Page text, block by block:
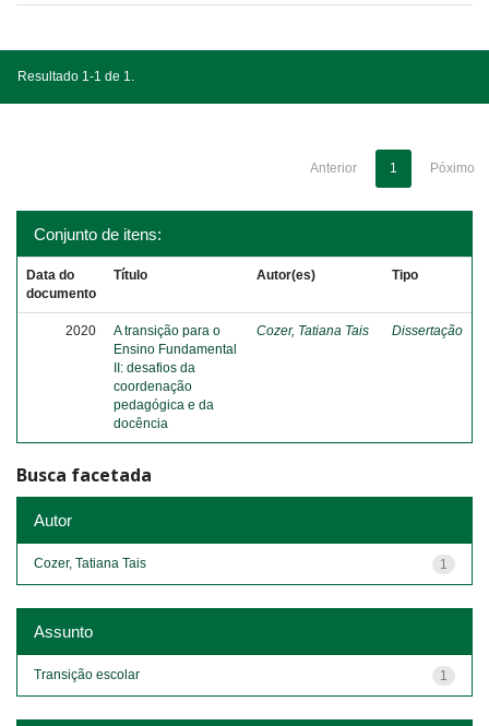
Resultado 1-1 de 1.
Anterior 1 Póximo
Conjunto de itens:
Data do
documento
Título Autor(es) Tipo
2020
A transição para o
Ensino Fundamental
II: desafios da
coordenação
pedagógica e da
docência
Cozer, Tatiana Tais Dissertação
Busca facetada
Autor
1
Cozer, Tatiana Tais
Assunto
1
Transição escolar